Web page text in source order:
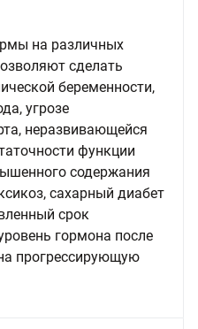
на различных
сделать
беременности,
угрозе
неразвивающейся
функции
содержания
сахарный диабет
срок
гормона после
прогрессирующую